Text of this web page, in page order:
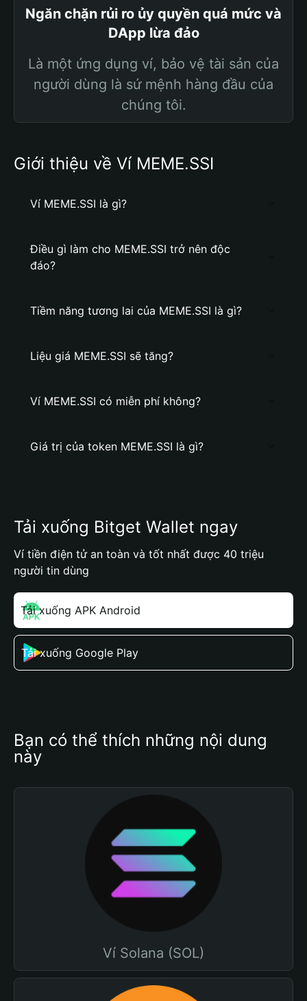
Ngăn chặn rủi ro ủy quyền quá mức và
DApp lừa đảo
Là một ứng dụng ví, bảo vệ tài sản của
người dùng là sứ mệnh hàng đầu của
chúng tôi.
Giới thiệu về Ví MEME.SSI
Ví MEME.SSI là gì?
Điều gì làm cho MEME.SSI trở nên độc
đáo?
Tiềm năng tương lai của MEME.SSI là gì?
Liệu giá MEME.SSI sẽ tăng?
Ví MEME.SSI có miễn phí không?
Giá trị của token MEME.SSI là gì?
Tải xuống Bitget Wallet ngay
Ví tiền điện tử an toàn và tốt nhất được 40 triệu
người tin dùng
Tải xuống APK Android
Tải xuống Google Play
Bạn có thể thích những nội dung
này
Ví Solana (SOL)